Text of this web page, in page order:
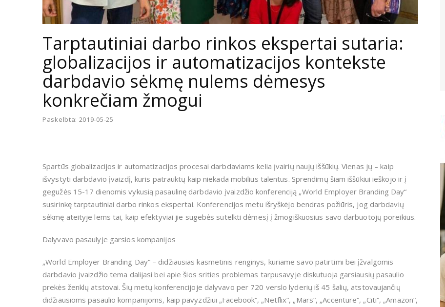
Tarptautiniai darbo rinkos ekspertai sutaria:
globalizacijos ir automatizacijos kontekste
darbdavio sėkmę nulems dėmesys
konkrečiam žmogui
Paskelbta: 2019-05-25
Spartūs globalizacijos ir automatizacijos procesai darbdaviams kelia įvairių naujų iššūkių. Vienas jų – kaip
išvystyti darbdavio įvaizdį, kuris patrauktų kaip niekada mobilius talentus. Sprendimų šiam iššūkiui ieškojo ir į
gegužės 15-17 dienomis vykusią pasaulinę darbdavio įvaizdžio konferenciją „World Employer Branding Day“
susirinkę tarptautiniai darbo rinkos ekspertai. Konferencijos metu išryškėjo bendras požiūris, jog darbdavių
sėkmę ateityje lems tai, kaip efektyviai jie sugebės sutelkti dėmesį į žmogiškuosius savo darbuotojų poreikius.
Dalyvavo pasaulyje garsios kompanijos
„World Employer Branding Day“ – didžiausias kasmetinis renginys, kuriame savo patirtimi bei įžvalgomis
darbdavio įvaizdžio tema dalijasi bei apie šios srities problemas tarpusavyje diskutuoja garsiausių pasaulio
prekės ženklų atstovai. Šių metų konferencijoje dalyvavo per 720 verslo lyderių iš 45 šalių, atstovaujančių
didžiausioms pasaulio kompanijoms, kaip pavyzdžiui „Facebook“, „Netflix“, „Mars“, „Accenture“, „Citi“, „Amazon“,